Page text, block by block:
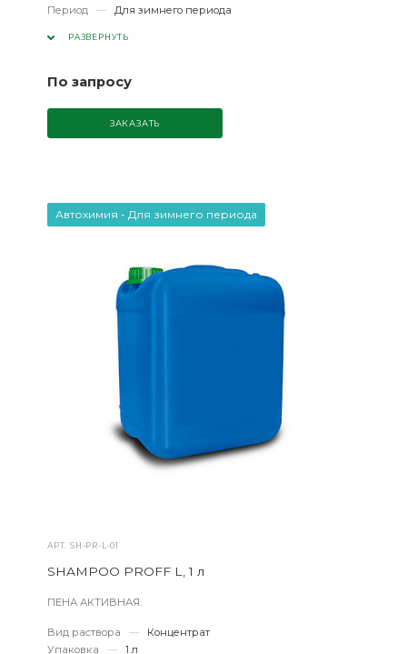
Период
— Для зимнего периода
РАЗВЕРНУТЬ
По запросу
ЗАКАЗАТЬ
Автохимия - Для зимнего периода
АРТ.SH-PR-L-01
SHAMPOO PROFF L, 1 л
ПЕНА АКТИВНАЯ.
Вид раствора —
Концентрат
Упаковка
— 1 л